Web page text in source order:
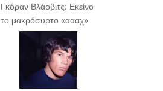
Γκόραν Βλάοβιτς: Εκείνο
το μακρόσυρτο «αααχ»